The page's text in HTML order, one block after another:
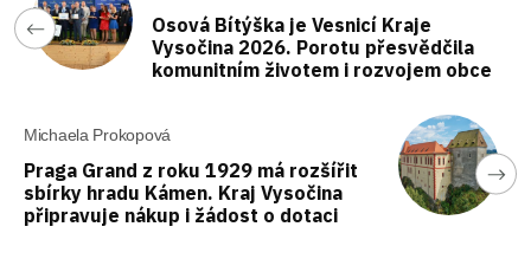
Osová Bítýška je Vesnicí Kraje
Vysočina 2026. Porotu přesvědčila
komunitním životem i rozvojem obce
Michaela Prokopová
Praga Grand z roku 1929 má rozšířit
sbírky hradu Kámen. Kraj Vysočina
připravuje nákup i žádost o dotaci